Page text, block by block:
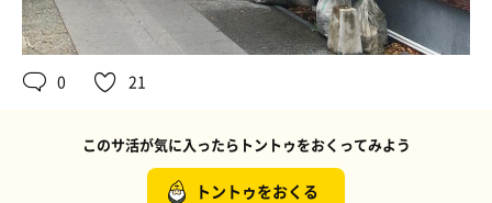
0 21
このサ活が気に入ったらトントゥをおくってみよう
トントゥをおくる